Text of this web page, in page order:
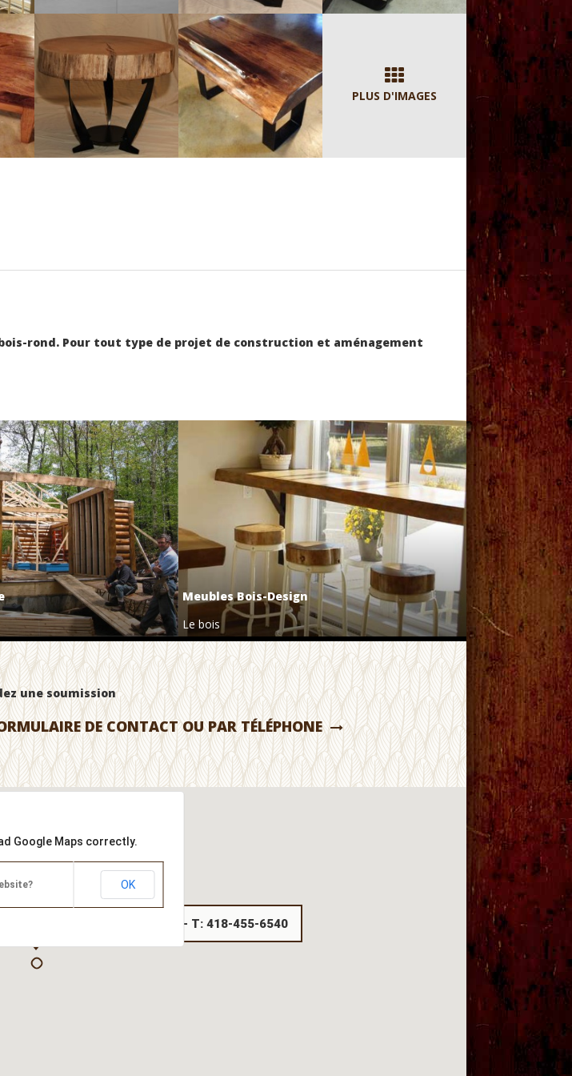
PLUS D'IMAGES
rond. Pour tout type de projet de construction et aménagement
Meubles Bois-Design
Le bois
une soumission
DE CONTACT OU PAR TÉLÉPHONE
FOSSAMBAULT-SUR-LE-LAC - T: 418-455-6540
Google Maps correctly.
OK